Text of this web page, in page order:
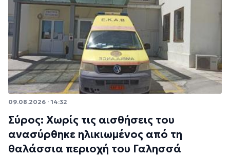
09.08.2026 · 14:32
Σύρος: Χωρίς τις αισθήσεις του
ανασύρθηκε ηλικιωμένος από τη
θαλάσσια περιοχή του Γαλησσά